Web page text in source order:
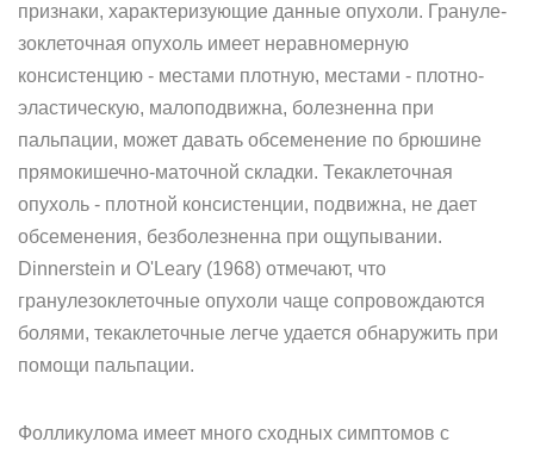
признаки, характеризующие данные опухоли. Грануле-
зоклеточная опухоль имеет неравномерную
консистенцию - местами плотную, местами - плотно-
эластическую, малоподвижна, болезненна при
пальпации, может давать обсеменение по брюшине
прямокишечно-маточной складки. Текаклеточная
опухоль - плотной консистенции, подвижна, не дает
обсеменения, безболезненна при ощупывании.
Dinnerstein и O'Leary (1968) отмечают, что
гранулезоклеточные опухоли чаще сопровождаются
болями, текаклеточные легче удается обнаружить при
помощи пальпации.
Фолликулома имеет много сходных симптомов с